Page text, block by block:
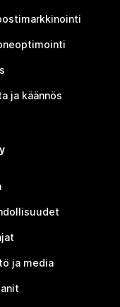
ja käännös
ja media